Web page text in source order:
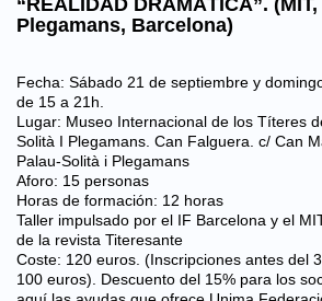
“REALIDAD DRAMÁTICA”.
Plegamans, Barcelona)
Fecha: Sábado 21 de septiembre y
de 15 a 21h.
Lugar: Museo Internacional de los Títeres
Solità I Plegamans. Can Falguera. c/ Can
Palau-Solità i Plegamans
Aforo: 15 personas
Horas de formación: 12 horas
Taller impulsado por el IF Barcelona y el
de la revista Titeresante
Coste: 120 euros. (Inscripciones antes del
100 euros). Descuento del 15% para los